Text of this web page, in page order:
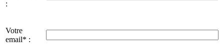
:
Votre
email* :